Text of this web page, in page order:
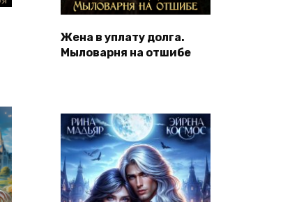
Жена в уплату долга.
Мыловарня на отшибе